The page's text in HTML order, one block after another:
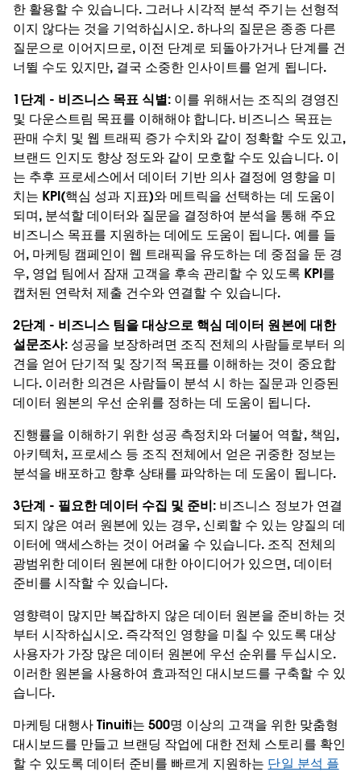
한 활용할 수 있습니다. 그러나 시각적 분석 주기는 선형적
이지 않다는 것을 기억하십시오. 하나의 질문은 종종 다른
질문으로 이어지므로, 이전 단계로 되돌아가거나 단계를 건
너뛸 수도 있지만, 결국 소중한 인사이트를 얻게 됩니다.
1단계 - 비즈니스 목표 식별: 이를 위해서는 조직의 경영진
및 다운스트림 목표를 이해해야 합니다. 비즈니스 목표는
판매 수치 및 웹 트래픽 증가 수치와 같이 정확할 수도 있고,
브랜드 인지도 향상 정도와 같이 모호할 수도 있습니다. 이
는 추후 프로세스에서 데이터 기반 의사 결정에 영향을 미
치는 KPI(핵심 성과 지표)와 메트릭을 선택하는 데 도움이
되며, 분석할 데이터와 질문을 결정하여 분석을 통해 주요
비즈니스 목표를 지원하는 데에도 도움이 됩니다. 예를 들
어, 마케팅 캠페인이 웹 트래픽을 유도하는 데 중점을 둔 경
우, 영업 팀에서 잠재 고객을 후속 관리할 수 있도록 KPI를
캡처된 연락처 제출 건수와 연결할 수 있습니다.
2단계 - 비즈니스 팀을 대상으로 핵심 데이터 원본에 대한
설문조사: 성공을 보장하려면 조직 전체의 사람들로부터 의
견을 얻어 단기적 및 장기적 목표를 이해하는 것이 중요합
니다. 이러한 의견은 사람들이 분석 시 하는 질문과 인증된
데이터 원본의 우선 순위를 정하는 데 도움이 됩니다.
진행률을 이해하기 위한 성공 측정치와 더불어 역할, 책임,
아키텍처, 프로세스 등 조직 전체에서 얻은 귀중한 정보는
분석을 배포하고 향후 상태를 파악하는 데 도움이 됩니다.
3단계 - 필요한 데이터 수집 및 준비: 비즈니스 정보가 연결
되지 않은 여러 원본에 있는 경우, 신뢰할 수 있는 양질의 데
이터에 액세스하는 것이 어려울 수 있습니다. 조직 전체의
광범위한 데이터 원본에 대한 아이디어가 있으면, 데이터
준비를 시작할 수 있습니다.
영향력이 많지만 복잡하지 않은 데이터 원본을 준비하는 것
부터 시작하십시오. 즉각적인 영향을 미칠 수 있도록 대상
사용자가 가장 많은 데이터 원본에 우선 순위를 두십시오.
이러한 원본을 사용하여 효과적인 대시보드를 구축할 수 있
습니다.
마케팅 대행사 Tinuiti는 500명 이상의 고객을 위한 맞춤형
대시보드를 만들고 브랜딩 작업에 대한 전체 스토리를 확인
할 수 있도록 데이터 준비를 빠르게 지원하는 단일 분석 플